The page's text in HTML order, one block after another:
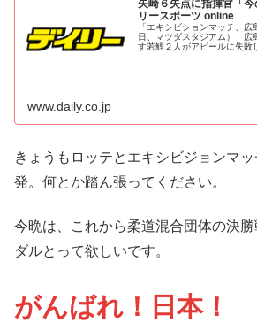
矢崎６失点に指揮官「
リースポーツ online
「エキシビションマッチ、
日、マツダスタジアム） 広
す若鯉２人がアピールに失敗
www.daily.co.jp
きょうもロッテとエキシビジョンマ
発。何とか踏ん張ってください。
今晩は、これから柔道混合団体の決
ダルとって欲しいです。
がんばれ！日本！